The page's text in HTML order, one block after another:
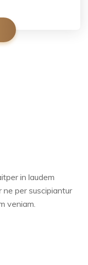
in laudem
ne per suscipiantur
veniam.